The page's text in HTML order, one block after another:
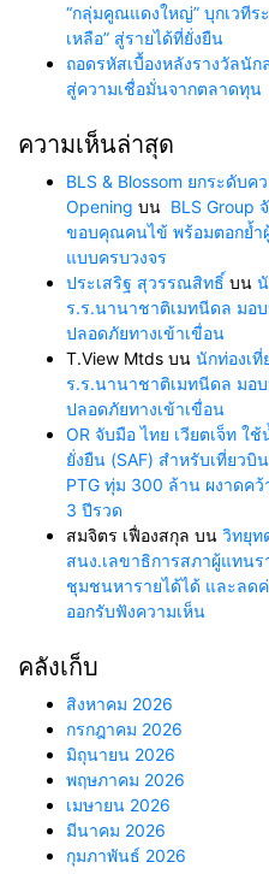
“กลุ่มคูณแดงใหญ่” บุกเวทีร
เหลือ” สู่รายได้ที่ยั่งยืน
ถอดรหัสเบื้องหลังรางวัลนั
สู่ความเชื่อมั่นจากตลาดทุน
ความเห็นล่าสุด
BLS & Blossom ยกระดับ
Opening บน BLS Group
ขอบคุณคนไข้ พร้อมตอกย้ำ
แบบครบวงจร
ประเสริฐ สุวรรณสิทธิ์ บน
ร.ร.นานาชาติเมทนีดล มอ
ปลอดภัยทางเข้าเขื่อน
T.View Mtds บน นักท่องเ
ร.ร.นานาชาติเมทนีดล มอ
ปลอดภัยทางเข้าเขื่อน
OR จับมือ ไทย เวียตเจ็ท ใ
ยั่งยืน (SAF) สำหรับเที่ยวบิ
PTG ทุ่ม 300 ล้าน ผงาดคว้
3 ปีรวด
สมจิตร เฟื่องสกุล บน วิทยุท
สนง.เลขาธิการสภาผู้แทน
ชุมชนหารายได้ได้ และลด
ออกรับฟังความเห็น
คลังเก็บ
สิงหาคม 2026
กรกฎาคม 2026
มิถุนายน 2026
พฤษภาคม 2026
เมษายน 2026
มีนาคม 2026
กุมภาพันธ์ 2026